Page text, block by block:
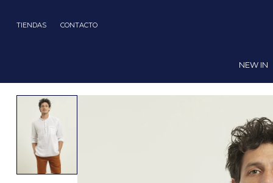
TIENDAS CONTACTO
NEW IN